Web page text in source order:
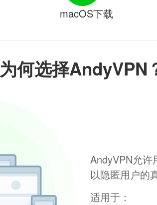
为何选择AndyVPN
AndyVPN允
以隐匿用户的
适用于：
macOS下载